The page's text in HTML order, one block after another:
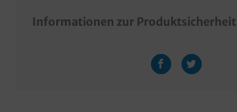
Informationen zur Produktsicherheit